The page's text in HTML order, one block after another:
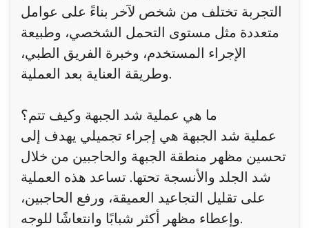
التجربة تختلف من شخص لآخر بناءً على عوامل
متعددة مثل مستوى التحمل الشخصي، وطبيعة
الإجراء المستخدم، وخبرة الفريق الطبي،
وطريقة العناية بعد العملية.
ما هي عملية شد الجبهة وكيف تتم؟
عملية شد الجبهة هي إجراء تجميلي يهدف إلى
تحسين مظهر منطقة الجبهة والحاجبين من خلال
شد الجلد والأنسجة تحتها. تساعد هذه العملية
على تقليل التجاعيد العميقة، ورفع الحاجبين،
وإعطاء مظهر أكثر شبابًا وانتعاشًا للوجه.